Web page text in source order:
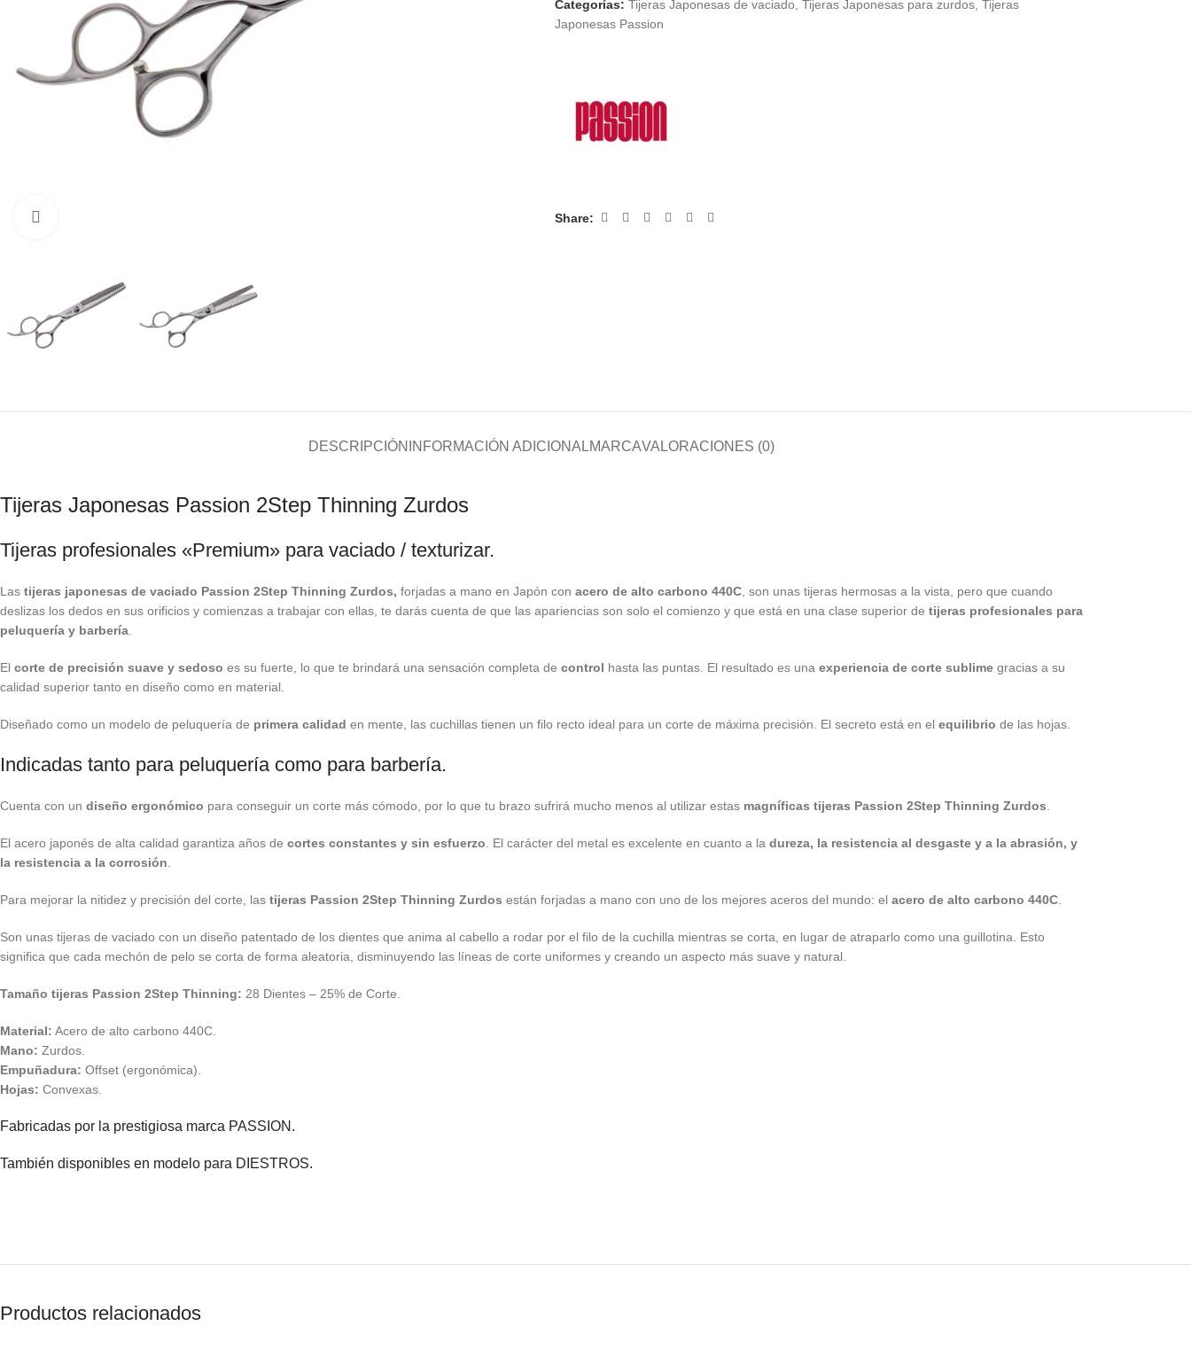
Categorías: Tijeras Japonesas de vaciado Tijeras Japonesas para zurdos, Tijeras
Japonesas Passion
Share:
DESCRIPCIÓN INFORMACIÓN ADICIONALMARCAVALORACIONES (0)
Tijeras Japonesas Passion 2Step Thinning Zurdos
Tijeras profesionales «Premium» para vaciado / texturizar.
Las tijeras japonesas de vaciado Passion 2Step Thinning Zurdos, forjadas a mano en Japón con acero de alto carbono 440C , son unas tijeras hermosas a la vista, pero que cuando
deslizas los dedos en sus orificios y comienzas a trabajar con ellas, te darás cuenta de que las apariencias son solo el comienzo y que está en una clase superior de tijeras profesionales para
peluquería y barbería
El corte de precisión suave y sedoso es su fuerte, lo que te brindará una sensación completa de control hasta las puntas. El resultado es una experiencia de corte sublime gracias a su
calidad superior tanto en diseño como en material.
Diseñado como un modelo de peluquería de primera calidad en mente, las cuchillas tienen un filo recto ideal para un corte de máxima precisión. El secreto está en el equilibrio de las hojas.
Indicadas tanto para peluquería como para barbería.
Cuenta con un diseño ergonómico para conseguir un corte más cómodo, por lo que tu brazo sufrirá mucho menos al utilizar estas magníficas tijeras Passion 2Step Thinning Zurdos
El acero japonés de alta calidad garantiza años de cortes constantes y sin esfuerzo . El carácter del metal es excelente en cuanto a la dureza, la resistencia al desgaste y a la abrasión, y
la resistencia a la corrosión
Para mejorar la nitidez y precisión del corte, las tijeras Passion 2Step Thinning Zurdos están forjadas a mano con uno de los mejores aceros del mundo: el acero de alto carbono 440C
Son unas tijeras de vaciado con un diseño patentado de los dientes que anima al cabello a rodar por el filo de la cuchilla mientras se corta, en lugar de atraparlo como una guillotina. Esto
significa que cada mechón de pelo se corta de forma aleatoria, disminuyendo las líneas de corte uniformes y creando un aspecto más suave y natural.
Tamaño tijeras Passion 2Step Thinning: 28 Dientes – 25% de Corte.
Material: Acero de alto carbono 440C.
Mano: Zurdos.
Empuñadura: Offset (ergonómica).
Hojas: Convexas.
Fabricadas por la prestigiosa marca PASSION.
También disponibles en modelo para DIESTROS.
Productos relacionados